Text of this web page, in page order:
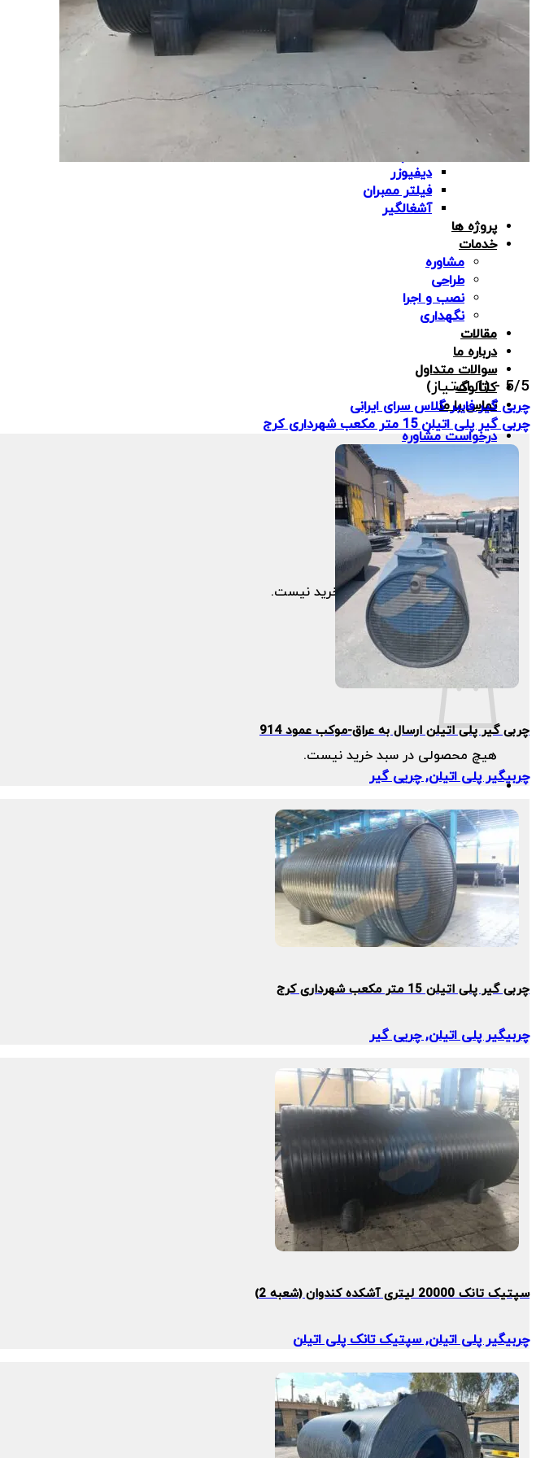
مخزن اسید
fiberglass-tank
مخزن موادشیمیایی
سایرمحصولات
برج خنک کننده
لوله پلی اتیلن
دیفیوزر
فیلتر ممبران
آشغالگیر
پروژه ها
خدمات
مشاوره
طراحی
نصب و اجرا
نگهداری
مقالات
درباره ما
سوالات متداول
کاتالوگ
تماس با ما
درخواست مشاوره
هیچ محصولی در سبد خرید نیست.
سبد خرید
هیچ محصولی در سبد خرید نیست.
5/5 - (1 امتیاز)
چربی گیر فایبر گلاس سرای ایرانی
چربی گیر پلی اتیلن 15 متر مکعب شهرداری کرج
چربی گیر پلی اتیلن ارسال به عراق-موکب عمود 914
چربیگیر پلی اتیلن, چریی گیر
چربی گیر پلی اتیلن 15 متر مکعب شهرداری کرج
چربیگیر پلی اتیلن, چریی گیر
سپتیک تانک 20000 لیتری آشکده کندوان (شعبه 2)
چربیگیر پلی اتیلن, سپتیک تانک پلی اتیلن